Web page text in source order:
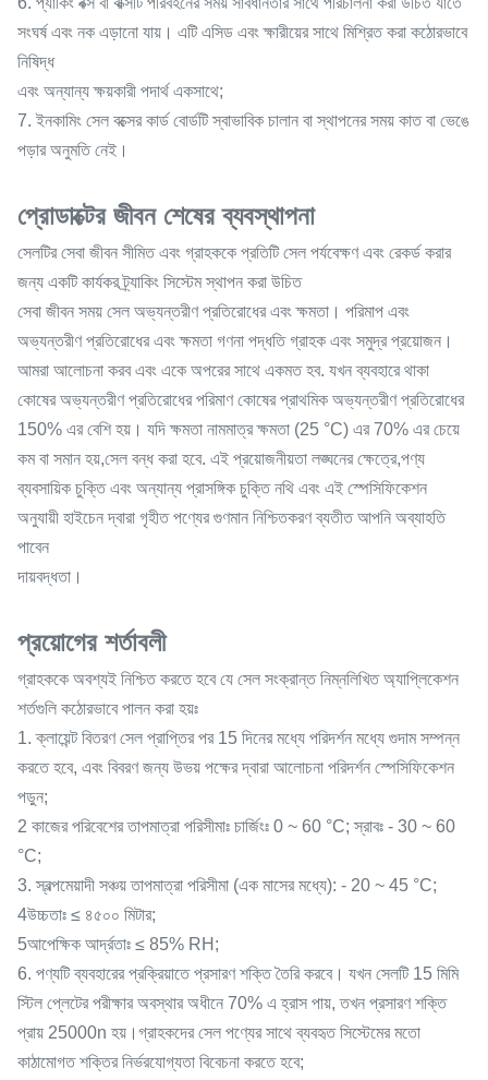
সংঘর্ষ এবং নক এড়ানো যায়। এটি এসিড এবং ক্ষারীয়ের সাথে মিশ্রিত করা কঠোরভাবে
নিষিদ্ধ
এবং অন্যান্য ক্ষয়কারী পদার্থ একসাথে;
7. ইনকামিং সেল বক্সের কার্ড বোর্ডটি স্বাভাবিক চালান বা স্থাপনের সময় কাত বা ভেঙে
পড়ার অনুমতি নেই।
প্রোডাক্টের জীবন শেষের ব্যবস্থাপনা
সেলটির সেবা জীবন সীমিত এবং গ্রাহককে প্রতিটি সেল পর্যবেক্ষণ এবং রেকর্ড করার
জন্য একটি কার্যকর ট্র্যাকিং সিস্টেম স্থাপন করা উচিত
সেবা জীবন সময় সেল অভ্যন্তরীণ প্রতিরোধের এবং ক্ষমতা। পরিমাপ এবং
অভ্যন্তরীণ প্রতিরোধের এবং ক্ষমতা গণনা পদ্ধতি গ্রাহক এবং সমুদ্র প্রয়োজন।
আমরা আলোচনা করব এবং একে অপরের সাথে একমত হব. যখন ব্যবহারে থাকা
কোষের অভ্যন্তরীণ প্রতিরোধের পরিমাণ কোষের প্রাথমিক অভ্যন্তরীণ প্রতিরোধের
150% এর বেশি হয়। যদি ক্ষমতা নামমাত্র ক্ষমতা (25 °C) এর 70% এর চেয়ে
কম বা সমান হয়,সেল বন্ধ করা হবে. এই প্রয়োজনীয়তা লঙ্ঘনের ক্ষেত্রে,পণ্য
ব্যবসায়িক চুক্তি এবং অন্যান্য প্রাসঙ্গিক চুক্তি নথি এবং এই স্পেসিফিকেশন
অনুযায়ী হাইচেন দ্বারা গৃহীত পণ্যের গুণমান নিশ্চিতকরণ ব্যতীত আপনি অব্যাহতি
পাবেন
দায়বদ্ধতা।
প্রয়োগের শর্তাবলী
গ্রাহককে অবশ্যই নিশ্চিত করতে হবে যে সেল সংক্রান্ত নিম্নলিখিত অ্যাপ্লিকেশন
শর্তগুলি কঠোরভাবে পালন করা হয়ঃ
1. ক্লায়েন্ট বিতরণ সেল প্রাপ্তির পর 15 দিনের মধ্যে পরিদর্শন মধ্যে গুদাম সম্পন্ন
করতে হবে, এবং বিবরণ জন্য উভয় পক্ষের দ্বারা আলোচনা পরিদর্শন স্পেসিফিকেশন
পড়ুন;
2 কাজের পরিবেশের তাপমাত্রা পরিসীমাঃ চার্জিংঃ 0 ~ 60 °C; স্রাবঃ - 30 ~ 60
°C;
3. স্বল্পমেয়াদী সঞ্চয় তাপমাত্রা পরিসীমা (এক মাসের মধ্যে): - 20 ~ 45 °C;
4উচ্চতাঃ ≤ ৪৫০০ মিটার;
5আপেক্ষিক আর্দ্রতাঃ ≤ 85% RH;
6. পণ্যটি ব্যবহারের প্রক্রিয়াতে প্রসারণ শক্তি তৈরি করবে। যখন সেলটি 15 মিমি
স্টিল প্লেটের পরীক্ষার অবস্থার অধীনে 70% এ হ্রাস পায়, তখন প্রসারণ শক্তি
প্রায় 25000n হয়।গ্রাহকদের সেল পণ্যের সাথে ব্যবহৃত সিস্টেমের মতো
কাঠামোগত শক্তির নির্ভরযোগ্যতা বিবেচনা করতে হবে;